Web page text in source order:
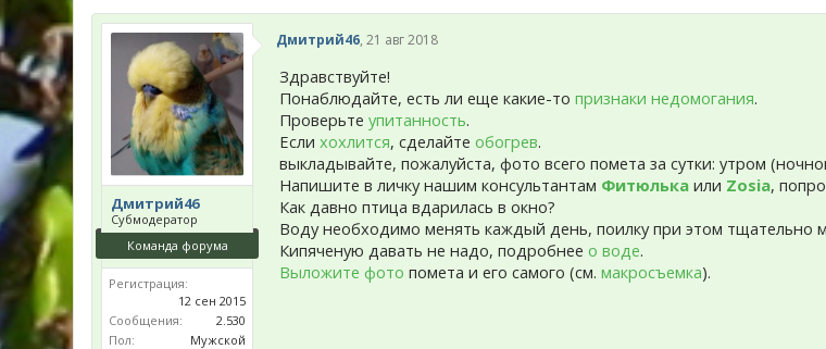
Дмитрий46
Субмодератор
Команда форума
Регистрация:
12 сен 2015
Сообщения:
2.530
Пол:
Мужской
Дмитрий46, 21 авг 2018
Здравствуйте!
Понаблюдайте, есть ли еще какие-топризнаки недомогания.
Проверьтеупитанность.
Еслихохлится, сделайтеобогрев.
выкладывайте, пожалуйста, фото всего помета за сутки: утром
Напишите в личку нашим консультантам Фитюлька или Zosia,
Как давно птица вдарилась в окно?
Воду необходимо менять каждый день, поилку при этом тщательно
Кипяченую давать не надо, подробнеео воде.
Выложите фото помета и его самого (см.макросъемка).